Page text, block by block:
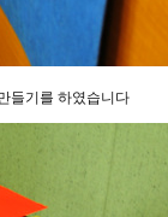
들기를 하였습니다